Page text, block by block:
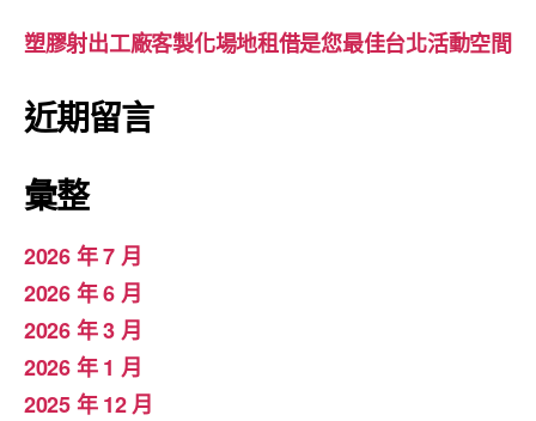
塑膠射出工廠客製化場地租借是您最佳台北活動空間
近期留言
彙整
2026 年 7 月
2026 年 6 月
2026 年 3 月
2026 年 1 月
2025 年 12 月